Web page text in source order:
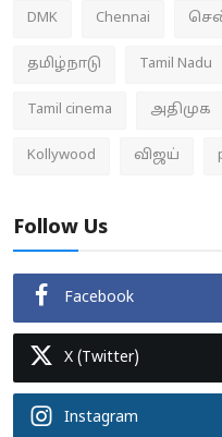
DMK Chennai
தமிழ்நாடு Tamil Nadu
Tamil cinema அதிமுக
Kollywood விஜய்
Follow Us
Facebook
X (Twitter)
Instagram